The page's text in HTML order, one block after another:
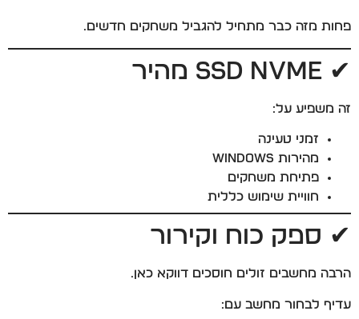
פחות מזה כבר מתחיל להגביל משחקים חדשים.
✔ SSD NVMe מהיר
זה משפיע על:
זמני טעינה
מהירות Windows
פתיחת משחקים
חוויית שימוש כללית
✔ ספק כוח וקירור
הרבה מחשבים זולים חוסכים דווקא כאן.
עדיף לבחור מחשב עם: